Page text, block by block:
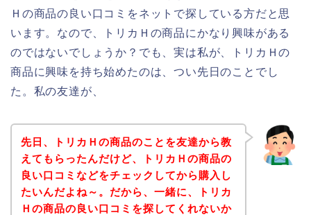
Ｈの商品の良い口コミをネットで探している方だと思
います。なので、トリカＨの商品にかなり興味がある
のではないでしょうか？でも、実は私が、トリカＨの
商品に興味を持ち始めたのは、つい先日のことでし
た。私の友達が、
先日、トリカＨの商品のことを友達から教
えてもらったんだけど、トリカＨの商品の
良い口コミなどをチェックしてから購入し
たいんだよね～。だから、一緒に、トリカ
Ｈの商品の良い口コミを探してくれないか